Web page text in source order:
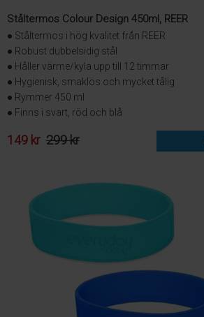
Ståltermos Colour Design 450ml, REER
● Ståltermos i hög kvalitet från REER
● Robust dubbelsidig stål
● Håller värme/kyla upp till 12 timmar
● Hygienisk, smaklös och mycket tålig
● Rymmer 450 ml
● Finns i svart, röd och blå
149 kr 299 kr